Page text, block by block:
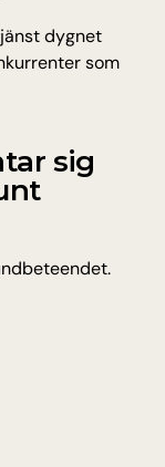
dygnet
som
sig